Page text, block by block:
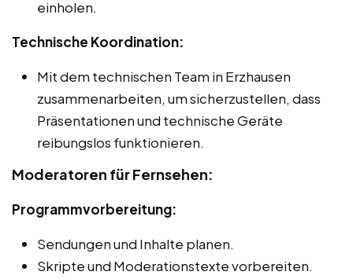
einholen.
Technische Koordination:
Mit dem technischen Team in Erzhausen
zusammenarbeiten, um sicherzustellen, dass
Präsentationen und technische Geräte
reibungslos funktionieren.
Moderatoren für Fernsehen:
Programmvorbereitung:
Sendungen und Inhalte planen.
Skripte und Moderationstexte vorbereiten.